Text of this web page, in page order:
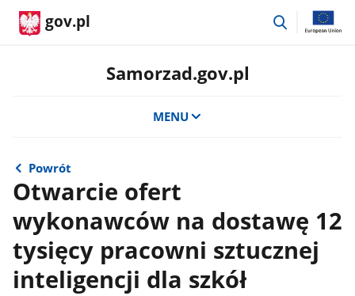
gov.pl
przejdź
Samorzad.gov.pl
MENU
Powrót
Otwarcie ofert
wykonawców na dostawę 12
tysięcy pracowni sztucznej
inteligencji dla szkół